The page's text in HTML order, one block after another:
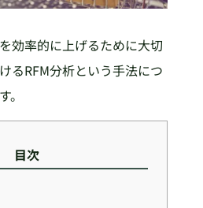
効率的に上げるために大切
るRFM分析という手法につ
。
目次